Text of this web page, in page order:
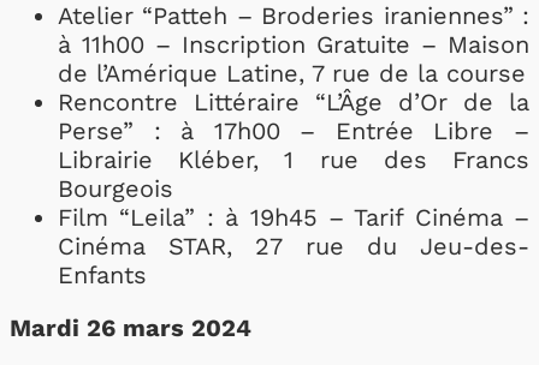
Atelier “Patteh – Broderies iraniennes” :
à 11h00 – Inscription Gratuite – Maison
de l’Amérique Latine, 7 rue de la course
Rencontre Littéraire “L’Âge d’Or de la
Perse” : à 17h00 – Entrée Libre –
Librairie Kléber, 1 rue des Francs
Bourgeois
Film “Leila” : à 19h45 – Tarif Cinéma –
Cinéma STAR, 27 rue du Jeu-des-
Enfants
Mardi 26 mars 2024